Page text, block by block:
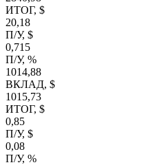
ИТОГ, $
20,18
П/У, $
0,715
П/У, %
1014,88
ВКЛАД, $
1015,73
ИТОГ, $
0,85
П/У, $
0,08
П/У, %